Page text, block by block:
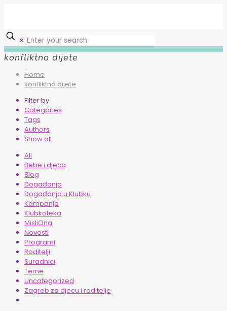
✕
konfliktno dijete
Home
konfliktno dijete
Filter by
Categories
Tags
Authors
Show all
All
Bebe i djeca
Blog
Događanja
Događanja u Klubku
Kampanja
Klubkoteka
MisliOna
Novosti
Programi
Roditelji
Suradnici
Teme
Uncategorized
Zagreb za djecu i roditelje